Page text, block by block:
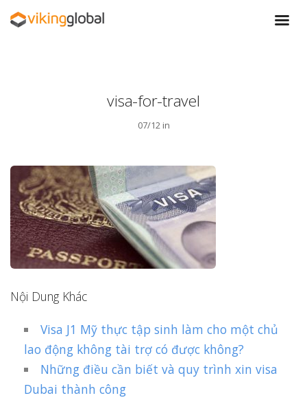
visa-for-travel
07/12 in
Nội Dung Khác
Visa J1 Mỹ thực tập sinh làm cho một chủ
lao động không tài trợ có được không?
Những điều cần biết và quy trình xin visa
Dubai thành công